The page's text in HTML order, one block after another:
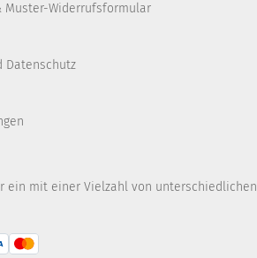
Muster-Widerrufsformular
Datenschutz
ein mit einer Vielzahl von unterschiedlichen